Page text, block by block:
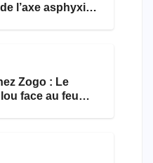
l’axe asphyxie
Zogo : Le
face au feu